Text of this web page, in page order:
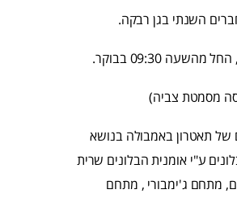
השנתי בגן רבקה.
מסמטת צביה)
של תאטרון באמבולה בנושא
ע"י אומנית הבלונים שרית
מתחם ג'ימבורי , מתחם